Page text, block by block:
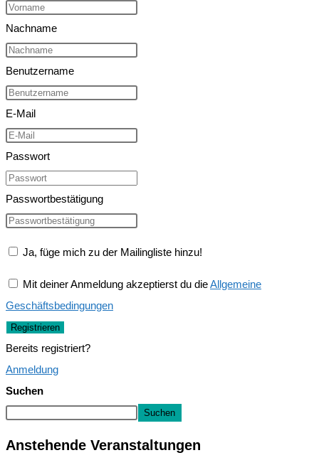
Nachname
Benutzername
E-Mail
Passwort
Passwortbestätigung
Ja, füge mich zu der Mailingliste hinzu!
Mit deiner Anmeldung akzeptierst du dieAllgemeine
Geschäftsbedingungen
Registrieren
Bereits registriert?
Anmeldung
Suchen
Suchen
Anstehende Veranstaltungen